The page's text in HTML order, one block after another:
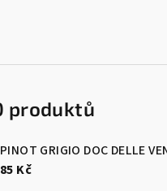
produktů
85 Kč